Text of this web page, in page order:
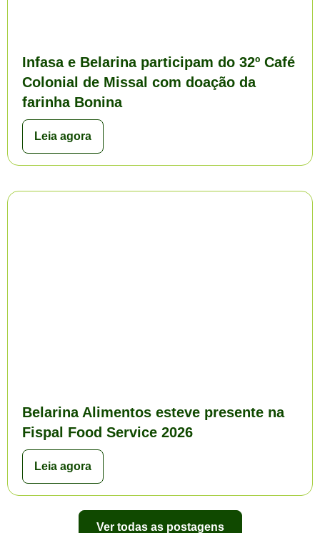
Infasa e Belarina participam do 32º Café
Colonial de Missal com doação da
farinha Bonina
Leia agora
Belarina Alimentos esteve presente na
Fispal Food Service 2026
Leia agora
Ver todas as postagens